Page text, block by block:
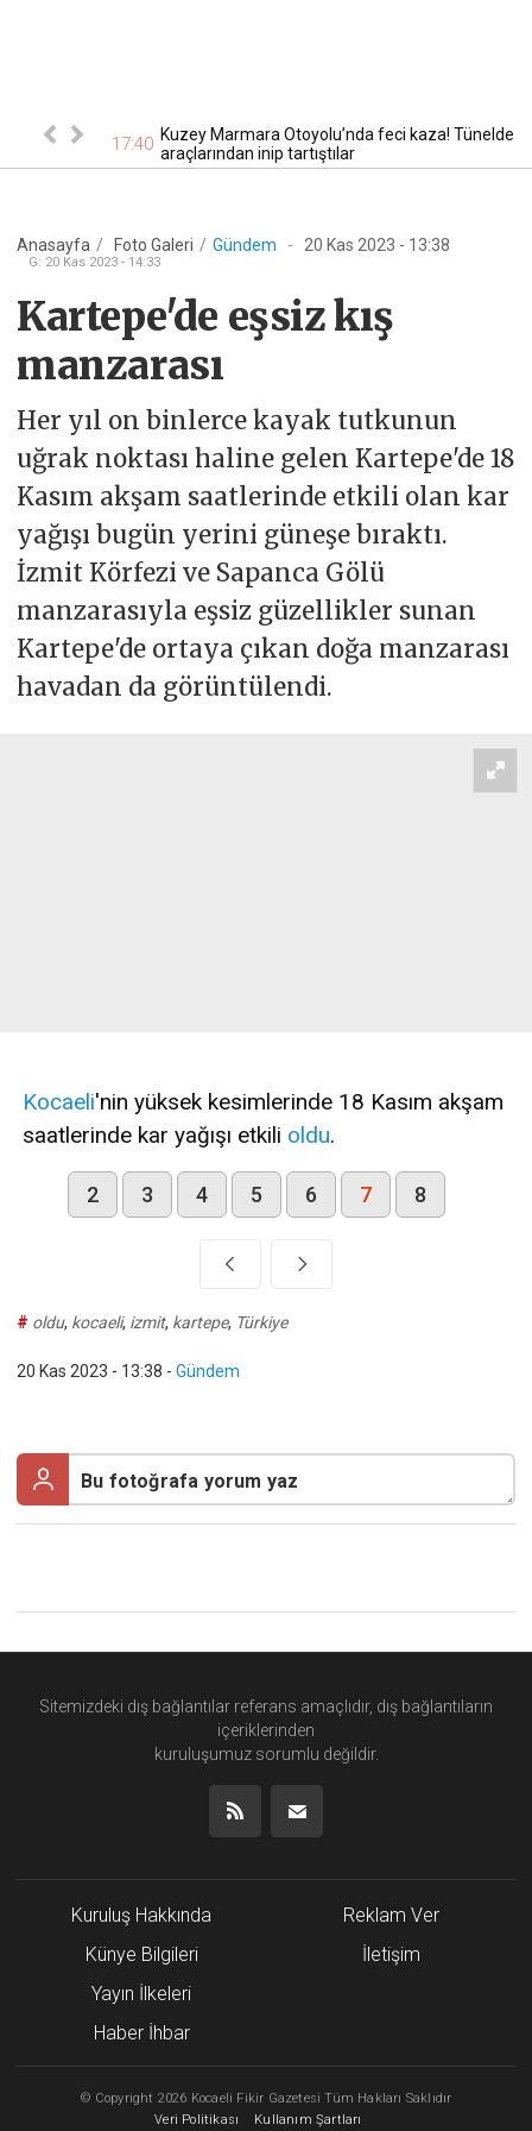
sokağa 17:40 Kuzey Marmara Otoyolu’nda feci kaza! Tünelde
araçlarından inip tartıştılar
Anasayfa / Foto Galeri / Gündem - 20 Kas 2023 - 13:38
G: 20 Kas 2023 - 14:33
Kartepe'de eşsiz kış
manzarası
Her yıl on binlerce kayak tutkunun
uğrak noktası haline gelen Kartepe'de 18
Kasım akşam saatlerinde etkili olan kar
yağışı bugün yerini güneşe bıraktı.
İzmit Körfezi ve Sapanca Gölü
manzarasıyla eşsiz güzellikler sunan
Kartepe'de ortaya çıkan doğa manzarası
havadan da görüntülendi.
Kocaeli'nin yüksek kesimlerinde 18 Kasım akşam
saatlerinde kar yağışı etkili oldu.
2 3 4 5 6 7 8
# oldu, kocaeli, izmit, kartepe, Türkiye
20 Kas 2023 - 13:38 - Gündem
Sitemizdeki dış bağlantılar referans amaçlıdır, dış bağlantıların
içeriklerinden
kuruluşumuz sorumlu değildir.
Kuruluş Hakkında
Künye Bilgileri
Yayın İlkeleri
Haber İhbar
Reklam Ver
İletişim
© Copyright 2026 Kocaeli Fikir Gazetesi Tüm Hakları Saklıdır
Veri Politikası
Kullanım Şartları